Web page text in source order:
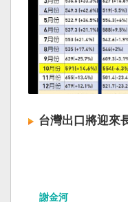
台灣出口將迎來
謝金河